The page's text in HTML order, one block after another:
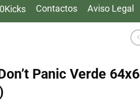
Contactos Aviso Legal
Panic Verde